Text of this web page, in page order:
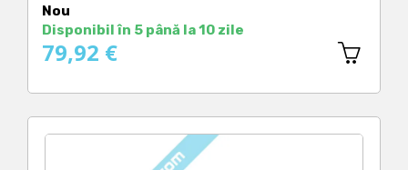
Nou
Disponibil în 5 până la 10 zile
79,92 €